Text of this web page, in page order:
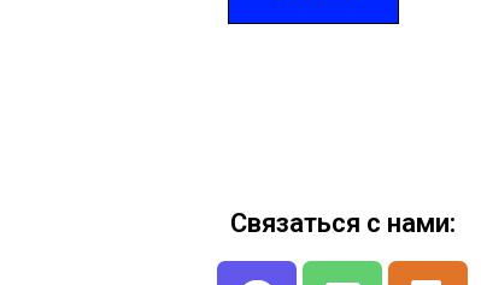
Связаться с нами: